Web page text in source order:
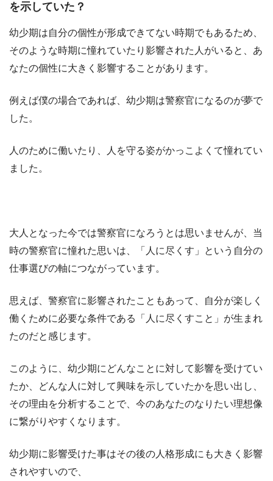
を示していた？
幼少期は自分の個性が形成できてない時期でもあるため、
そのような時期に憧れていたり影響された人がいると、あ
なたの個性に大きく影響することがあります。
例えば僕の場合であれば、幼少期は警察官になるのが夢で
した。
人のために働いたり、人を守る姿がかっこよくて憧れてい
ました。
大人となった今では警察官になろうとは思いませんが、当
時の警察官に憧れた思いは、「人に尽くす」という自分の
仕事選びの軸につながっています。
思えば、警察官に影響されたこともあって、自分が楽しく
働くために必要な条件である「人に尽くすこと」が生まれ
たのだと感じます。
このように、幼少期にどんなことに対して影響を受けてい
たか、どんな人に対して興味を示していたかを思い出し、
その理由を分析することで、今のあなたのなりたい理想像
に繋がりやすくなります。
幼少期に影響受けた事はその後の人格形成にも大きく影響
されやすいので、